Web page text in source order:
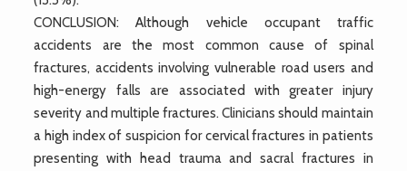
CONCLUSION: Although vehicle occupant traffic
accidents are the most common cause of spinal
fractures, accidents involving vulnerable road users and
high-energy falls are associated with greater injury
severity and multiple fractures. Clinicians should maintain
a high index of suspicion for cervical fractures in patients
presenting with head trauma and sacral fractures in